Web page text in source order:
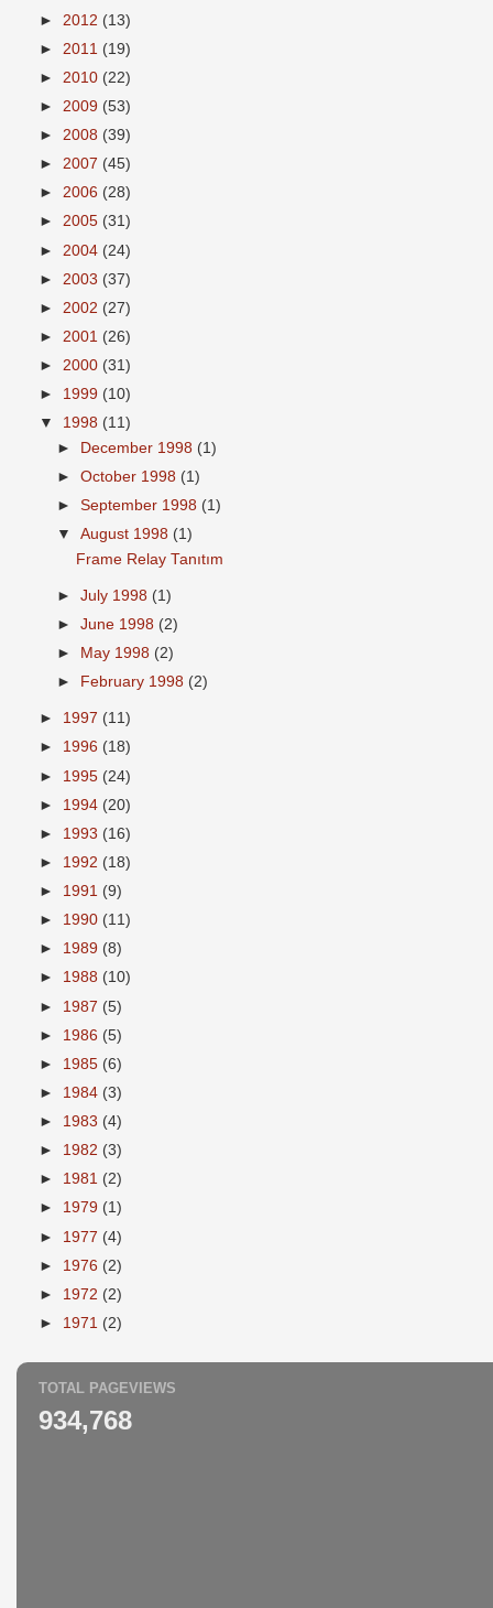
► 2012 (13)
► 2011 (19)
► 2010 (22)
► 2009 (53)
► 2008 (39)
► 2007 (45)
► 2006 (28)
► 2005 (31)
► 2004 (24)
► 2003 (37)
► 2002 (27)
► 2001 (26)
► 2000 (31)
► 1999 (10)
▼ 1998 (11)
►
December 1998 (1)
►October 1998 (1)
►September 1998 (1)
▼August 1998 (1)
Frame Relay Tanıtım
►July 1998 (1)
►June 1998 (2)
►
May 1998 (2)
►
February 1998 (2)
► 1997 (11)
► 1996 (18)
► 1995 (24)
► 1994 (20)
► 1993 (16)
► 1992 (18)
► 1991 (9)
► 1990 (11)
► 1989 (8)
► 1988 (10)
► 1987 (5)
► 1986 (5)
► 1985 (6)
► 1984 (3)
► 1983 (4)
► 1982 (3)
► 1981 (2)
► 1979 (1)
► 1977 (4)
► 1976 (2)
► 1972 (2)
► 1971 (2)
TOTAL PAGEVIEWS
934,768